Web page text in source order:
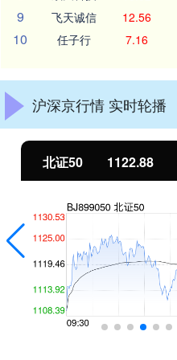
9 飞天诚信 12.56
10 任子行 7.16
沪深京行情 实时轮播
北证50 1122.88